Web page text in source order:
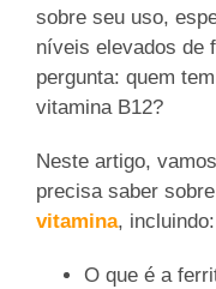
sobre seu uso,
níveis elevados de
pergunta: quem
vitamina B12?
Neste artigo,
precisa saber
vitamina, incluindo:
O que é a